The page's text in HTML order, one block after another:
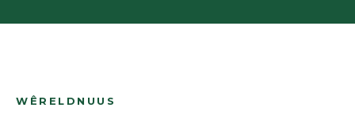
WÊRELDNUUS